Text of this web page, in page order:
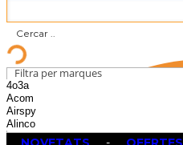
Filtra per marques